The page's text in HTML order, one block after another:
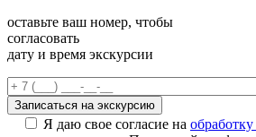
оставьте ваш номер, чтобы
согласовать
дату и время экскурсии
Я даю свое согласие на